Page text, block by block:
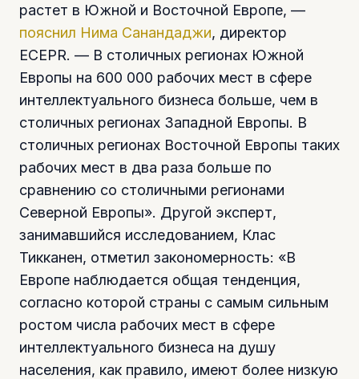
растет в Южной и Восточной Европе, —
пояснил Нима Санандаджи, директор
ECEPR. — В столичных регионах Южной
Европы на 600 000 рабочих мест в сфере
интеллектуального бизнеса больше, чем в
столичных регионах Западной Европы. В
столичных регионах Восточной Европы таких
рабочих мест в два раза больше по
сравнению со столичными регионами
Северной Европы». Другой эксперт,
занимавшийся исследованием, Клас
Тикканен, отметил закономерность: «В
Европе наблюдается общая тенденция,
согласно которой страны с самым сильным
ростом числа рабочих мест в сфере
интеллектуального бизнеса на душу
населения, как правило, имеют более низкую